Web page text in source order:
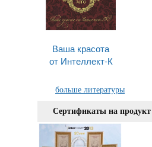
Ваша красота
от Интеллект-К
больше литературы
Сертификаты на продукт